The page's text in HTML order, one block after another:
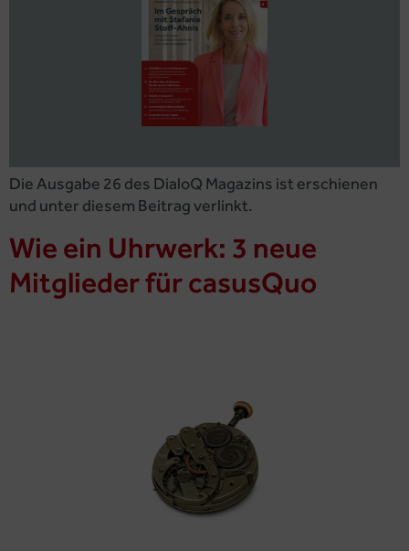
Die Ausgabe 26 des DialoQ Magazins ist erschienen
und unter diesem Beitrag verlinkt.
Wie ein Uhrwerk: 3 neue
Mitglieder für casusQuo